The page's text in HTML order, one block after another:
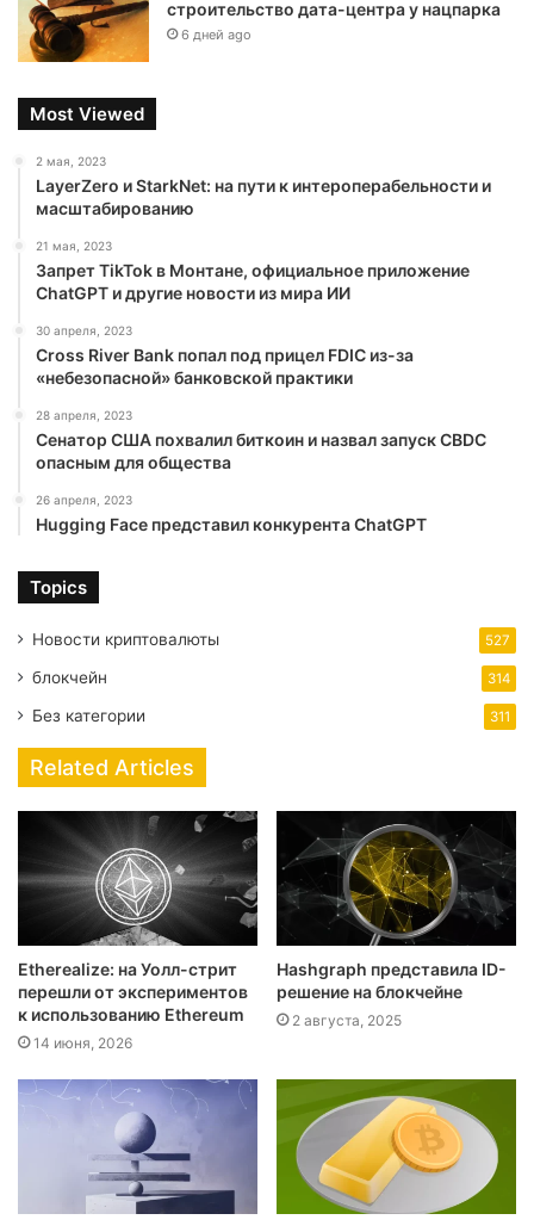
строительство дата-центра у нацпарка
6 дней ago
Most Viewed
2 мая, 2023
LayerZero и StarkNet: на пути к интероперабельности и
масштабированию
21 мая, 2023
Запрет TikTok в Монтане, официальное приложение
ChatGPT и другие новости из мира ИИ
30 апреля, 2023
Cross River Bank попал под прицел FDIC из-за
«небезопасной» банковской практики
28 апреля, 2023
Сенатор США похвалил биткоин и назвал запуск CBDC
опасным для общества
26 апреля, 2023
Hugging Face представил конкурента ChatGPT
Topics
Новости криптовалюты 527
блокчейн 314
Без категории 311
Related Articles
Etherealize: на Уолл-стрит
перешли от экспериментов
к использованию Ethereum
14 июня, 2026
Hashgraph представила ID-
решение на блокчейне
2 августа, 2025